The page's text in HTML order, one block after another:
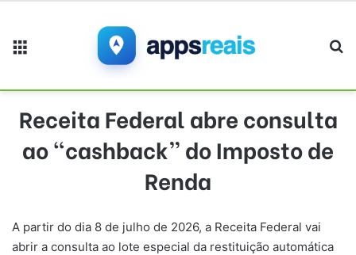
Receita Federal abre consulta
ao “cashback” do Imposto de
Renda
A partir do dia 8 de julho de 2026, a Receita Federal vai
abrir a consulta ao lote especial da restituição automática